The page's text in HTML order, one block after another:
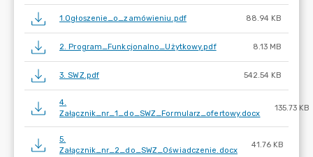
1.Ogłoszenie_o_zamówieniu.pdf 88.94 KB
2. Program_Funkcjonalno_Użytkowy.pdf 8.13 MB
3. SWZ.pdf 542.54 KB
4.
Załącznik_nr_1_do_SWZ_Formularz_ofertowy.docx
135.73 KB
5.
Załącznik_nr_2_do_SWZ_Oświadczenie.docx
41.76 KB